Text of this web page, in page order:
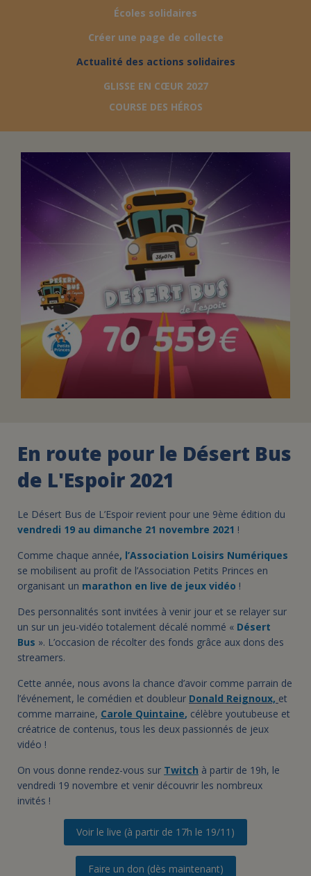
FAIRE UN DON
ESPACE PRESSE
JE DEVIENS
BÉNÉVOLE
UN PETIT PRINCE
Écoles solidaires
Créer une page de collecte
Actualité des actions solidaires
GLISSE EN CŒUR 2027
COURSE DES HÉROS
En route pour le Désert Bus
de L'Espoir 2021
Le Désert Bus de L’Espoir revient pour une 9ème édition du
vendredi 19 au dimanche 21 novembre 2021 !
Comme chaque année, l’Association Loisirs Numériques
se mobilisent au profit de l’Association Petits Princes en
organisant un marathon en live de jeux vidéo !
Des personnalités sont invitées à venir jour et se relayer sur
un sur un jeu-vidéo totalement décalé nommé « Désert
Bus ». L’occasion de récolter des fonds grâce aux dons des
streamers.
Cette année, nous avons la chance d’avoir comme parrain de
l’événement, le comédien et doubleur Donald Reignoux, et
comme marraine, Carole Quintaine, célèbre youtubeuse et
créatrice de contenus, tous les deux passionnés de jeux
vidéo !
On vous donne rendez-vous sur Twitch à partir de 19h, le
vendredi 19 novembre et venir découvrir les nombreux
invités !
Voir le live (à partir de 17h le 19/11)
Faire un don (dès maintenant)